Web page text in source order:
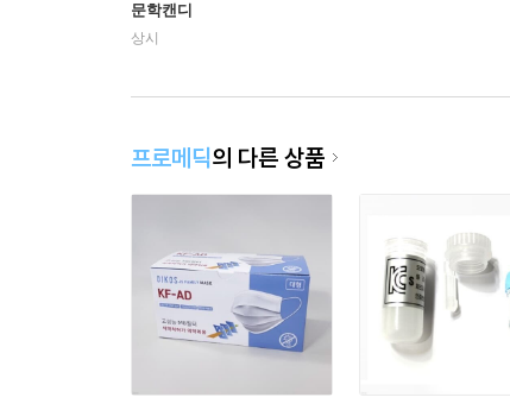
문학캔디
상시
프로메딕의 다른 상품